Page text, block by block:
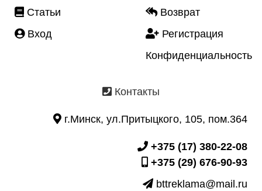
Статьи
Вход
Возврат
Регистрация
Конфиденциальность
Контакты
г.Минск, ул.Притыцкого, 105, пом.364
+375 (17) 380-22-08
+375 (29) 676-90-93
bttreklama@mail.ru